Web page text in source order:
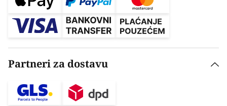
Partneri za dostavu